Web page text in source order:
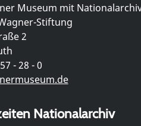
Museum mit
Stiftung
2
- 28 - 0
Nationalarchiv